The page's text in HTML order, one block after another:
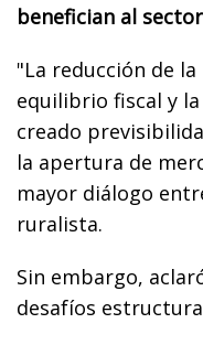
benefician al
"La reducción de
equilibrio fiscal y
creado
la apertura de
mayor diálogo
ruralista.
Sin embargo,
desafíos